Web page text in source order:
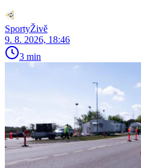
SportyŽivě
9. 8. 2026, 18:46
3 min